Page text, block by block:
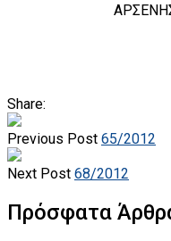
Share:
Previous Post 65/2012
Next Post 68/2012
Πρόσφατα